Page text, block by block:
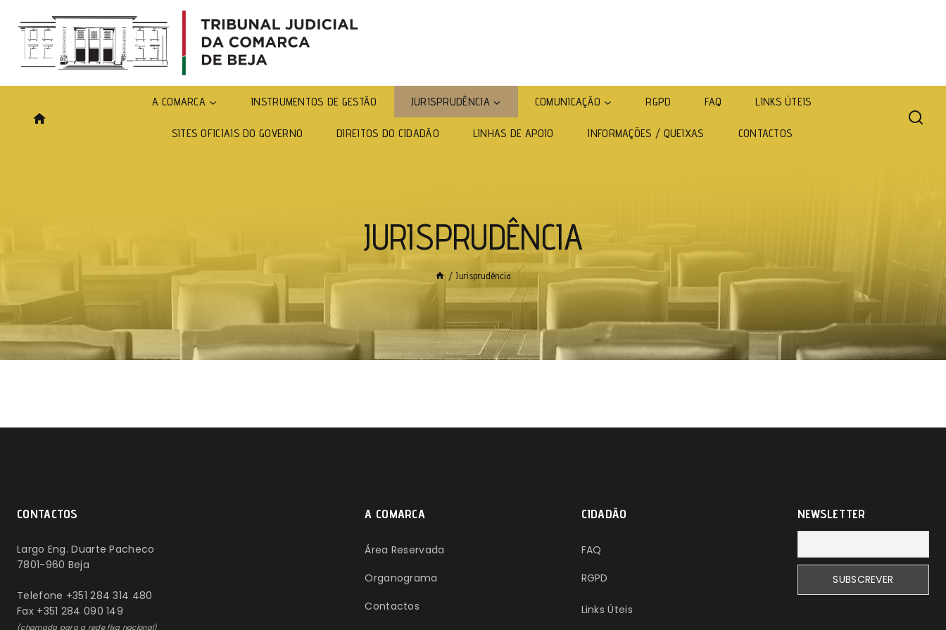
A COMARCA INSTRUMENTOS DE GESTÃO JURISPRUDÊNCIA COMUNICAÇÃO RGPD FAQ LINKS ÚTEIS
SITES OFICIAIS DO GOVERNO DIREITOS DO CIDADÃO LINHAS DE APOIO INFORMAÇÕES / QUEIXAS CONTACTOS
JURISPRUDÊNCIA
/ Jurisprudência
CONTACTOS
Largo Eng. Duarte Pacheco
7801-960 Beja
Telefone +351 284 314 480
Fax +351 284 090 149
(chamada para a rede fixa nacional)
A COMARCA
Área Reservada
Organograma
Contactos
CIDADÃO
FAQ
RGPD
Links Úteis
NEWSLETTER